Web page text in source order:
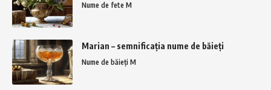
Nume de fete M
Marian – semnificația nume de băieți
Nume de băieți M